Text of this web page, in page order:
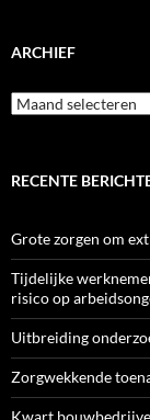
ARCHIEF
Archief
RECENTE
Grote zorgen om
Tijdelijke
risico op
Uitbreiding
Zorgwekkende
Kwart